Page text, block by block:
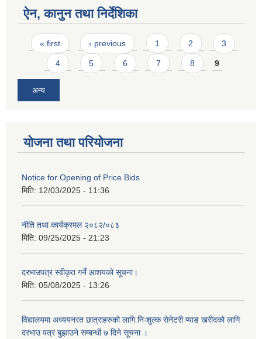
ऐन, कानुन तथा निर्देशिका
Pages
« first ‹ previous 1 2 3
4 5 6 7 8 9
अन्य
योजना तथा परियोजना
Notice for Opening of Price Bids
मिति: 12/03/2025 - 11:36
नीति तथा कार्यक्रमल २०८२/०८३
मिति: 09/25/2025 - 21:23
दरभाउपत्र स्वीकृत गर्ने आशयको सूचना।
मिति: 05/08/2025 - 13:26
विद्यालयमा अध्ययनरत छात्राहरुको लागि निःशुल्क सेनेटरी प्याड खरीदको लागि
दरभाउ पत्र बुझाउने सम्बन्धी ७ दिने सूचना ।